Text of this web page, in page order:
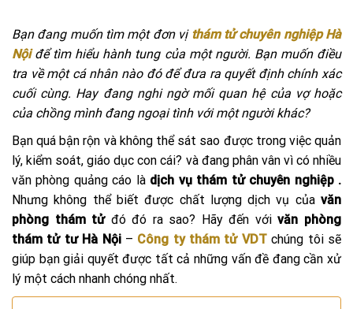
Bạn đang muốn tìm một đơn vị thám tử chuyên nghiệp Hà
Nội để tìm hiểu hành tung của một người. Bạn muốn điều
tra về một cá nhân nào đó để đưa ra quyết định chính xác
cuối cùng. Hay đang nghi ngờ mối quan hệ của vợ hoặc
của chồng mình đang ngoại tình với một người khác?
Bạn quá bận rộn và không thể sát sao được trong việc quản
lý, kiểm soát, giáo dục con cái? và đang phân vân vì có nhiều
văn phòng quảng cáo là dịch vụ thám tử chuyên nghiệp .
Nhưng không thể biết được chất lượng dịch vụ của văn
phòng thám tửđó đó ra sao? Hãy đến vớivăn phòng
thám tử tư Hà Nội – Công ty thám tử VDTchúng tôi sẽ
giúp bạn giải quyết được tất cả những vấn đề đang cần xử
lý một cách nhanh chóng nhất.